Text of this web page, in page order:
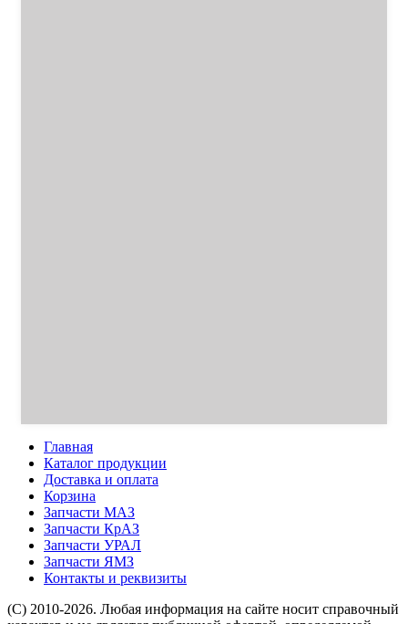
Главная
Каталог продукции
Доставка и оплата
Корзина
Запчасти МАЗ
Запчасти КрАЗ
Запчасти УРАЛ
Запчасти ЯМЗ
Контакты и реквизиты
(C) 2010-2026. Любая информация на сайте носит справочный